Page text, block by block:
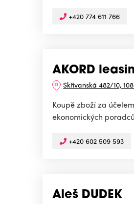
+420 774 611 766
AKORD
Skřivanská 482/10,
Koupě zboží za
ekonomických
+420 602 509 593
Aleš DUDEK